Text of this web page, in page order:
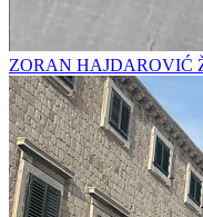
ZORAN HAJDAROVIĆ